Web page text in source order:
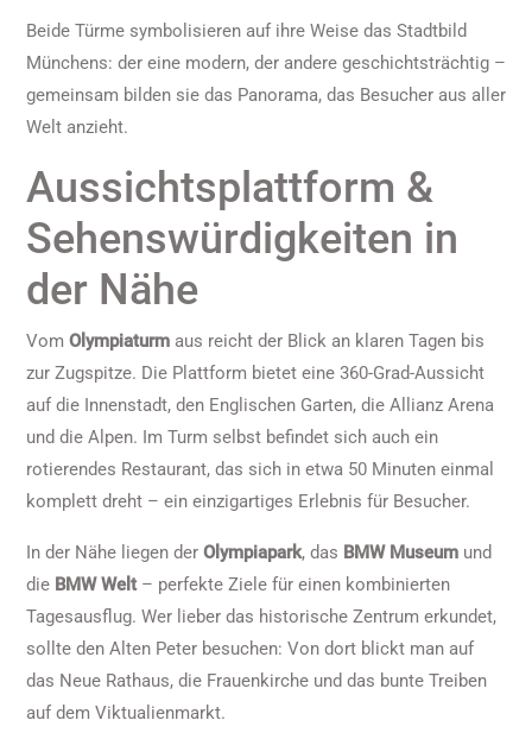
Beide Türme symbolisieren auf ihre Weise das Stadtbild
Münchens: der eine modern, der andere geschichtsträchtig –
gemeinsam bilden sie das Panorama, das Besucher aus aller
Welt anzieht.
Aussichtsplattform &
Sehenswürdigkeiten in
der Nähe
Vom Olympiaturm aus reicht der Blick an klaren Tagen bis
zur Zugspitze. Die Plattform bietet eine 360-Grad-Aussicht
auf die Innenstadt, den Englischen Garten, die Allianz Arena
und die Alpen. Im Turm selbst befindet sich auch ein
rotierendes Restaurant, das sich in etwa 50 Minuten einmal
komplett dreht – ein einzigartiges Erlebnis für Besucher.
In der Nähe liegen der Olympiapark, das BMW Museum und
die BMW Welt– perfekte Ziele für einen kombinierten
Tagesausflug. Wer lieber das historische Zentrum erkundet,
sollte den Alten Peter besuchen: Von dort blickt man auf
das Neue Rathaus, die Frauenkirche und das bunte Treiben
auf dem Viktualienmarkt.